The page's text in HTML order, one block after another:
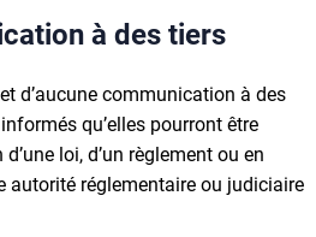
à des tiers
d’aucune communication à des
qu’elles pourront être
loi, d’un règlement ou en
autorité réglementaire ou judiciaire